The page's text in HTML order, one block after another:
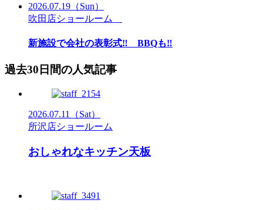
2026.07.19 （Sun）
吹田店ショールーム
新施設で会社の表彰式‼ BBQも‼
過去30日間の人気記事
2026.07.11
（Sat）
所沢店ショールーム
おしゃれなキッチン天板